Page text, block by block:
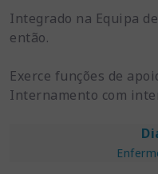
Integrado na Equipa
então.
Exerce funções de
Internamento com